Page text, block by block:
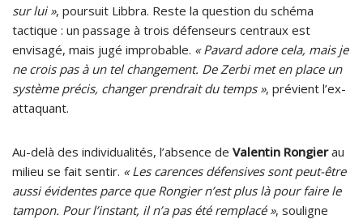
sur lui », poursuit Libbra. Reste la question du schéma
tactique : un passage à trois défenseurs centraux est
envisagé, mais jugé improbable. « Pavard adore cela, mais je
ne crois pas à un tel changement. De Zerbi met en place un
système précis, changer prendrait du temps », prévient l’ex-
attaquant.
Au-delà des individualités, l’absence de Valentin Rongierau
milieu se fait sentir. « Les carences défensives sont peut-être
aussi évidentes parce que Rongier n’est plus là pour faire le
tampon. Pour l’instant, il n’a pas été remplacé », souligne